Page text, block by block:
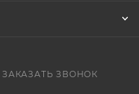
ЗАКАЗАТЬ ЗВОНОК